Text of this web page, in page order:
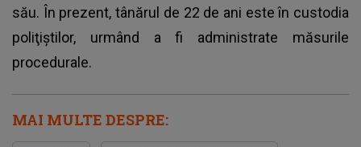
său. În prezent, tânărul de 22 de ani este în custodia
poliţiştilor, urmând a fi administrate măsurile
procedurale.
MAI MULTE DESPRE: